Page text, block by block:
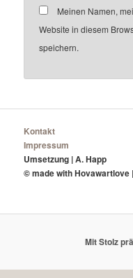
Meinen Namen,
Website in diesem
speichern.
Kontakt
Impressum
Umsetzung | A. Happ
© made with Hovawartlove
Mit Stolz